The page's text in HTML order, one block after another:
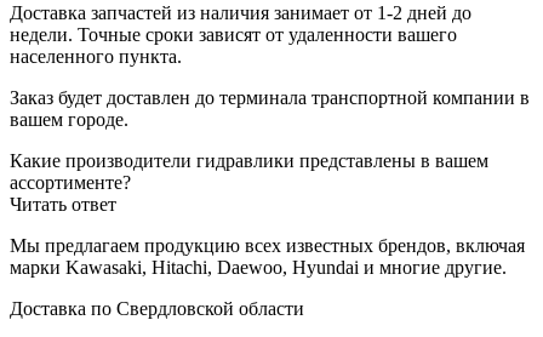
Доставка запчастей из наличия занимает от 1-2 дней до
недели. Точные сроки зависят от удаленности вашего
населенного пункта.
Заказ будет доставлен до терминала транспортной компании в
вашем городе.
Какие производители гидравлики представлены в вашем
ассортименте?
Читать ответ
Мы предлагаем продукцию всех известных брендов, включая
марки Kawasaki, Hitachi, Daewoo, Hyundai и многие другие.
Доставка по Свердловской области